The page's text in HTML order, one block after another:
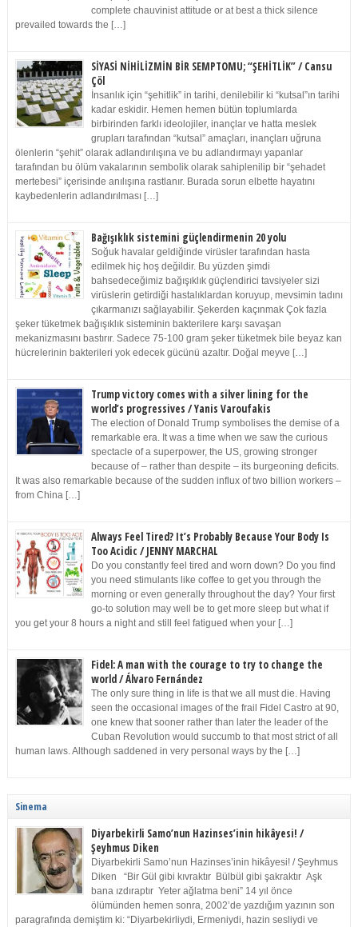
complete chauvinist attitude or at best a thick silence
prevailed towards the […]
SİYASİ NİHİLİZMİN BİR SEMPTOMU; “ŞEHİTLİK” / Cansu
Çöl
İnsanlık için “şehitlik” in tarihi, denilebilir ki “kutsal”ın tarihi
kadar eskidir. Hemen hemen bütün toplumlarda
birbirinden farklı ideolojiler, inançlar ve hatta meslek
grupları tarafından “kutsal” amaçları, inançları uğruna
ölenlerin “şehit” olarak adlandırılışına ve bu adlandırmayı yapanlar
tarafından bu ölüm vakalarının sembolik olarak sahiplenilip bir “şehadet
mertebesi” içerisinde anılışına rastlanır. Burada sorun elbette hayatını
kaybedenlerin adlandırılması […]
Bağışıklık sistemini güçlendirmenin 20 yolu
Soğuk havalar geldiğinde virüsler tarafından hasta
edilmek hiç hoş değildir. Bu yüzden şimdi
bahsedeceğimiz bağışıklık güçlendirici tavsiyeler sizi
virüslerin getirdiği hastalıklardan koruyup, mevsimin tadını
çıkarmanızı sağlayabilir. Şekerden kaçınmak Çok fazla
şeker tüketmek bağışıklık sisteminin bakterilere karşı savaşan
mekanizmasını bastırır. Sadece 75-100 gram şeker tüketmek bile beyaz kan
hücrelerinin bakterileri yok edecek gücünü azaltır. Doğal meyve […]
Trump victory comes with a silver lining for the
world’s progressives / Yanis Varoufakis
The election of Donald Trump symbolises the demise of a
remarkable era. It was a time when we saw the curious
spectacle of a superpower, the US, growing stronger
because of – rather than despite – its burgeoning deficits.
It was also remarkable because of the sudden influx of two billion workers –
from China […]
Always Feel Tired? It’s Probably Because Your Body Is
Too Acidic / JENNY MARCHAL
Do you constantly feel tired and worn down? Do you find
you need stimulants like coffee to get you through the
morning or even generally throughout the day? Your first
go-to solution may well be to get more sleep but what if
you get your 8 hours a night and still feel fatigued when your […]
Fidel: A man with the courage to try to change the
world / Álvaro Fernández
The only sure thing in life is that we all must die. Having
seen the occasional images of the frail Fidel Castro at 90,
one knew that sooner rather than later the leader of the
Cuban Revolution would succumb to that most strict of all
human laws. Although saddened in very personal ways by the […]
Sinema
Diyarbekirli Samo’nun Hazinses’inin hikâyesi! /
Şeyhmus Diken
Diyarbekirli Samo’nun Hazinses’inin hikâyesi! / Şeyhmus
Diken “Bir Gül gibi kıvraktır Bülbül gibi şakraktır Aşk
bana ızdıraptır Yeter ağlatma beni” 14 yıl önce
ölümünden hemen sonra, 2002’de yazdığım yazının son
paragrafında demiştim ki: “Diyarbekirliydi, Ermeniydi, hazin sesliydi ve